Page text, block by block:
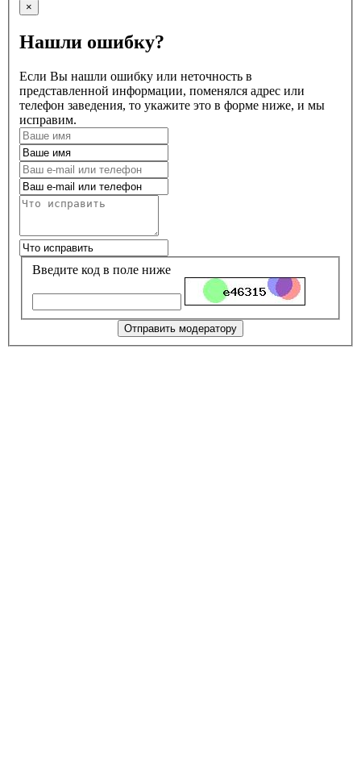
×
Нашли ошибку?
Если Вы нашли ошибку или неточность в
представленной информации, поменялся адрес или
телефон заведения, то укажите это в форме ниже, и мы
исправим.
Введите код в поле ниже
Отправить модератору